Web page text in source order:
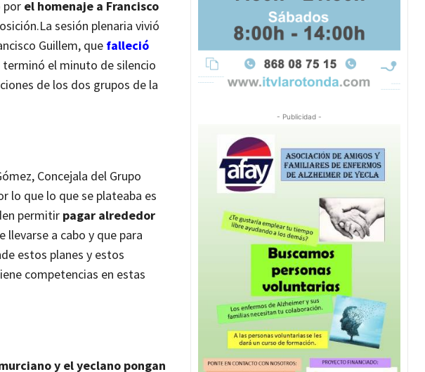
por el homenaje a Francisco
La sesión plenaria vivió
Guillem, que falleció
terminó el minuto de silencio
de los dos grupos de la
Concejala del Grupo
lo que lo que se plateaba es
permitir pagar alrededor
llevarse a cabo y que para
estos planes y estos
competencias en estas
y el yeclano pongan
- Publicidad -